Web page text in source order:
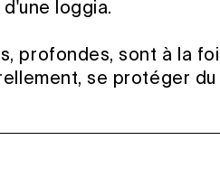
loggia.
profondes, sont à la
se protéger